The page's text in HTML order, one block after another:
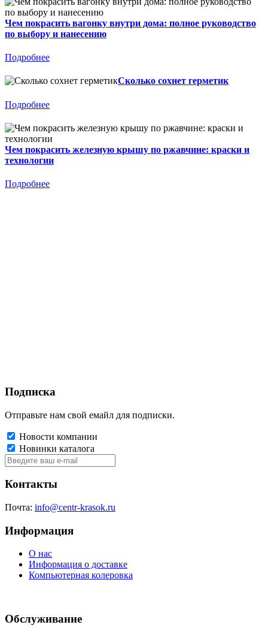
Чем покрасить вагонку внутри дома: полное руководство
по выбору и нанесению
Подробнее
Сколько сохнет герметик
Подробнее
Чем покрасить железную крышу по ржавчине: краски и
технологии
Подробнее
Подписка
Отправьте нам свой емайл для подписки.
Новости компании
Новинки каталога
Контакты
Почта: info@centr-krasok.ru
Информация
О нас
Информация о доставке
Компьютерная колеровка
Обслуживание